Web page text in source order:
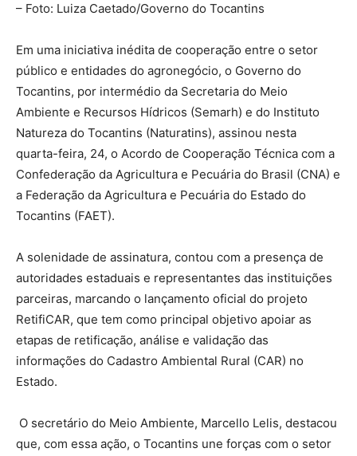
– Foto: Luiza Caetado/Governo do Tocantins
Em uma iniciativa inédita de cooperação entre o setor
público e entidades do agronegócio, o Governo do
Tocantins, por intermédio da Secretaria do Meio
Ambiente e Recursos Hídricos (Semarh) e do Instituto
Natureza do Tocantins (Naturatins), assinou nesta
quarta-feira, 24, o Acordo de Cooperação Técnica com a
Confederação da Agricultura e Pecuária do Brasil (CNA) e
a Federação da Agricultura e Pecuária do Estado do
Tocantins (FAET).
A solenidade de assinatura, contou com a presença de
autoridades estaduais e representantes das instituições
parceiras, marcando o lançamento oficial do projeto
RetifiCAR, que tem como principal objetivo apoiar as
etapas de retificação, análise e validação das
informações do Cadastro Ambiental Rural (CAR) no
Estado.
O secretário do Meio Ambiente, Marcello Lelis, destacou
que, com essa ação, o Tocantins une forças com o setor